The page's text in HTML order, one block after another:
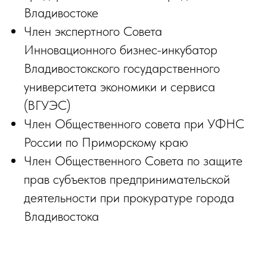
Владивостоке
Член экспертного Совета
Инновационного бизнес-инкубатор
Владивостокского государственного
университета экономики и сервиса
(ВГУЭС)
Член Общественного совета при УФНС
России по Приморскому краю
Член Общественного Совета по защите
прав субъектов предпринимательской
деятельности при прокуратуре города
Владивостока